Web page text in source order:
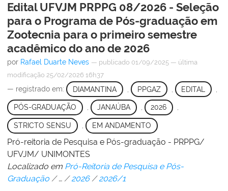
Edital UFVJM PRPPG 08/2026 - Seleção
para o Programa de Pós-graduação em
Zootecnia para o primeiro semestre
acadêmico do ano de 2026
por Rafael Duarte Neves — publicado 01/09/2025 — última
modificação 25/02/2026 16h37
— registrado em: DIAMANTINA PPGAZ EDITAL
PÓS-GRADUAÇÃO , JANAÚBA , 2026 ,
STRICTO SENSU EM ANDAMENTO
Pró-reitoria de Pesquisa e Pós-graduação - PRPPG/
UFVJM/ UNIMONTES
Localizado em Pró-Reitoria de Pesquisa e Pós-
Graduação /… /2026 /2026/1